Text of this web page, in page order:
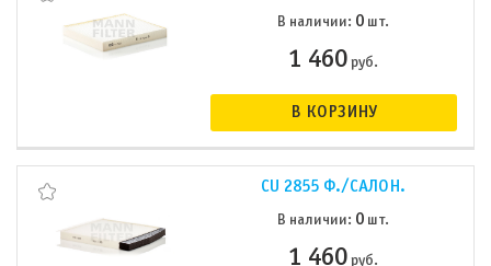
В наличии: 0 шт.
1 460 руб.
В КОРЗИНУ
CU 2855 Ф./САЛОН.
В наличии: 0 шт.
1 460 руб.